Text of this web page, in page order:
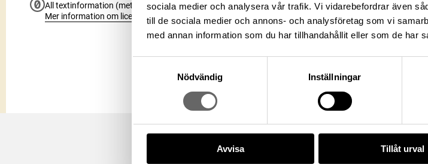
sociala medier och analysera vår trafik. Vi vidarebefordrar även
till de sociala medier och annons- och analysföretag som vi
med annan information som du har tillhandahållit eller som de har
Nödvändig
Inställningar
Avvisa Tillåt urval
All textinformation (metadata) på denna sida är fri att använda enligt licensen CC0.
Mer information om licenser hos Statens historiska museer.